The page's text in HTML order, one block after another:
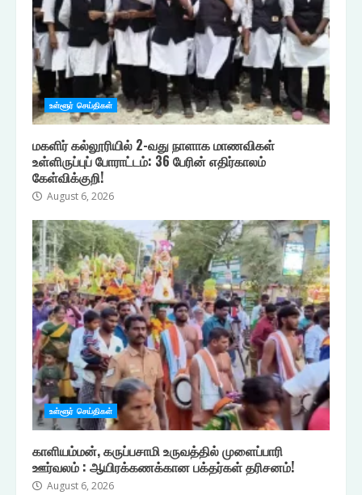
உள்ளூர் செய்திகள்
மகளிர் கல்லூரியில் 2-வது நாளாக மாணவிகள்
உள்ளிருப்புப் போராட்டம்: 36 பேரின் எதிர்காலம்
கேள்விக்குறி!
August 6, 2026
உள்ளூர் செய்திகள்
காளியம்மன், கருப்பசாமி உருவத்தில் முளைப்பாரி
ஊர்வலம் : ஆயிரக்கணக்கான பக்தர்கள் தரிசனம்!
August 6, 2026